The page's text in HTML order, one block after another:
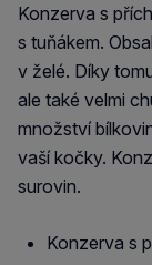
Konzerva s
s tuňákem.
v želé. Díky
ale také velmi
množství
vaší kočky.
surovin.
Konzerva s